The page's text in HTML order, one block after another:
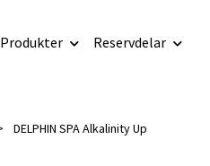
Produkter Reservdelar
DELPHIN SPA Alkalinity Up